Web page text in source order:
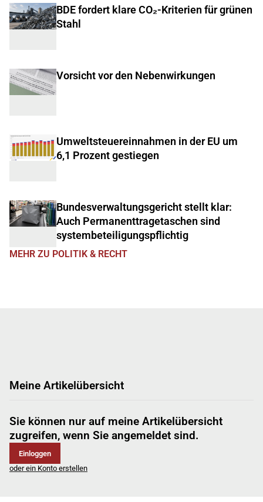
BDE fordert klare CO₂-Kriterien für grünen
Stahl
Vorsicht vor den Nebenwirkungen
Umweltsteuereinnahmen in der EU um
6,1 Prozent gestiegen
Bundesverwaltungsgericht stellt klar:
Auch Permanenttragetaschen sind
systembeteiligungspflichtig
MEHR ZU POLITIK & RECHT
Meine Artikelübersicht
Sie können nur auf meine Artikelübersicht
zugreifen, wenn Sie angemeldet sind.
Einloggen
oder ein Konto erstellen